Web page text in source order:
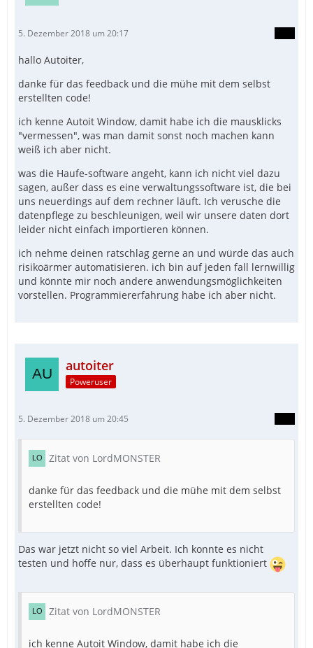
5. Dezember 2018 um 20:17
hallo Autoiter,
danke für das feedback und die mühe mit dem selbst
erstellten code!
ich kenne Autoit Window, damit habe ich die mausklicks
"vermessen", was man damit sonst noch machen kann
weiß ich aber nicht.
was die Haufe-software angeht, kann ich nicht viel dazu
sagen, außer dass es eine verwaltungssoftware ist, die bei
uns neuerdings auf dem rechner läuft. Ich verusche die
datenpflege zu beschleunigen, weil wir unsere daten dort
leider nicht einfach importieren können.
ich nehme deinen ratschlag gerne an und würde das auch
risikoärmer automatisieren. ich bin auf jeden fall lernwillig
und könnte mir noch andere anwendungsmöglichkeiten
vorstellen. Programmiererfahrung habe ich aber nicht.
autoiter
Poweruser
5. Dezember 2018 um 20:45
Zitat von LordMONSTER
danke für das feedback und die mühe mit dem selbst
erstellten code!
Das war jetzt nicht so viel Arbeit. Ich konnte es nicht
testen und hoffe nur, dass es überhaupt funktioniert
Zitat von LordMONSTER
ich kenne Autoit Window, damit habe ich die